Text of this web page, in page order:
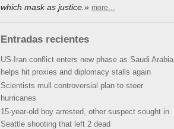
which mask as justice.» more…
Entradas recientes
US-Iran conflict enters new phase as Saudi Arabia
helps hit proxies and diplomacy stalls again
Scientists mull controversial plan to steer
hurricanes
15-year-old boy arrested, other suspect sought in
Seattle shooting that left 2 dead